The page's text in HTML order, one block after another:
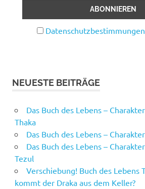
NEUESTE BEITRÄGE
Das Buch des Lebens –
Thaka
Das Buch des Lebens –
Das Buch des Lebens –
Tezul
Verschiebung! Buch des Lebens
kommt der Draka aus dem Keller?